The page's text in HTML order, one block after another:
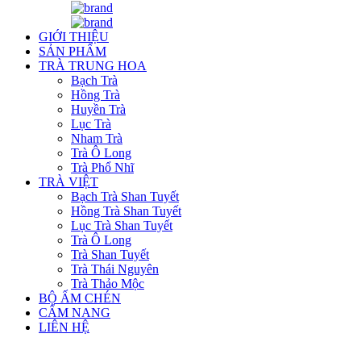
GIỚI THIỆU
SẢN PHẨM
TRÀ TRUNG HOA
Bạch Trà
Hồng Trà
Huyền Trà
Lục Trà
Nham Trà
Trà Ô Long
Trà Phổ Nhĩ
TRÀ VIỆT
Bạch Trà Shan Tuyết
Hồng Trà Shan Tuyết
Lục Trà Shan Tuyết
Trà Ô Long
Trà Shan Tuyết
Trà Thái Nguyên
Trà Thảo Mộc
BỘ ẤM CHÉN
CẨM NANG
LIÊN HỆ